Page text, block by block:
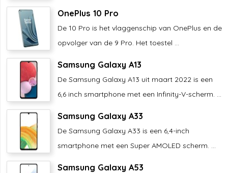
OnePlus 10 Pro
De 10 Pro is het vlaggenschip van OnePlus en de
opvolger van de 9 Pro. Het toestel ...
Samsung Galaxy A13
De Samsung Galaxy A13 uit maart 2022 is een
6,6 inch smartphone met een Infinity-V-scherm. ...
Samsung Galaxy A33
De Samsung Galaxy A33 is een 6,4-inch
smartphone met een Super AMOLED scherm. ...
Samsung Galaxy A53